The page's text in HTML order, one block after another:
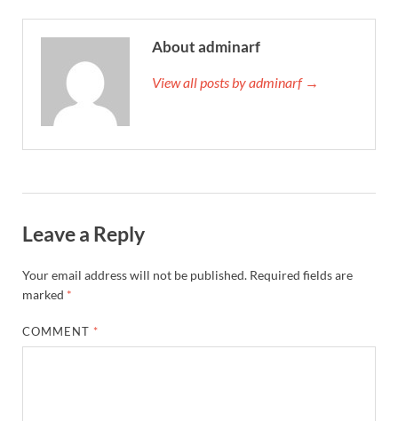
About adminarf
View all posts by adminarf →
Leave a Reply
Your email address will not be published. Required fields are
marked *
COMMENT *